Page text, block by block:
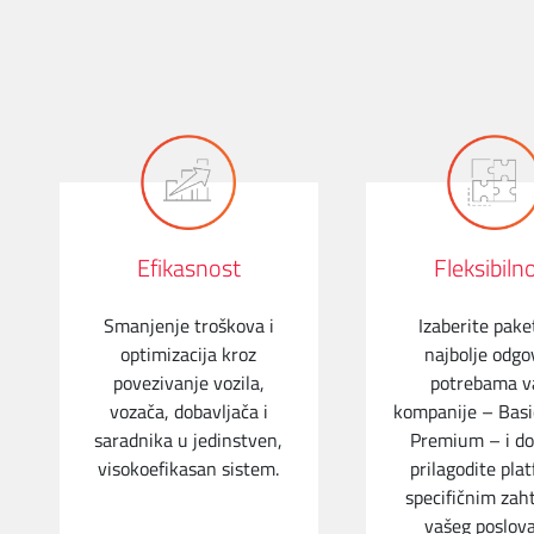
PRODAJNA MESTA
MAPA BRZINA
Efikasnost
Smanjenje troškova i
optimizacija kroz
povezivanje vozila,
vozača, dobavljača i
saradnika u jedinstven,
visokoefikasan sistem.
Izaberite
najbolje
potrebama
kompanije –
Premium – i
prilagodite
specifičnim
vašeg